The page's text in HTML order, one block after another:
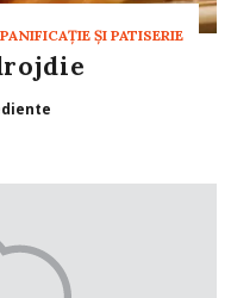
PANIFICAŢIE ŞI PATISERIE